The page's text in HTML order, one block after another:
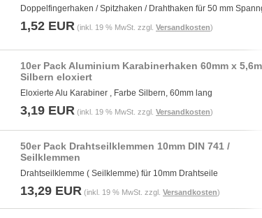
Doppelfingerhaken / Spitzhaken / Drahthaken für 50 mm
1,52 EUR (inkl. 19 % MwSt. zzgl. Versandkosten)
10er Pack Aluminium Karabinerhaken 60mm x
Silbern eloxiert
Eloxierte Alu Karabiner , Farbe Silbern, 60mm lang
3,19 EUR (inkl. 19 % MwSt. zzgl. Versandkosten)
50er Pack Drahtseilklemmen 10mm DIN 741 /
Seilklemmen
Drahtseilklemme ( Seilklemme) für 10mm Drahtseile
13,29 EUR (inkl. 19 % MwSt. zzgl. Versandkosten)